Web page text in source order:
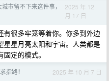
市留不下来这件事，
2025 年 12
月 17 日
很多牢笼等着你。你多到外边
星星月亮太阳和宇宙。人类都是
定的模式。
指路！ 2025 年 10 月 7 日